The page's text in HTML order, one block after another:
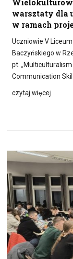
warsztaty dla
w ramach
Uczniowie V Liceum
Baczyńskiego w
pt.
Communication
czytaj więcej